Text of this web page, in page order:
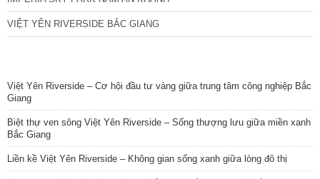
VIỆT YÊN RIVERSIDE BẮC GIANG
Việt Yên Riverside – Cơ hội đầu tư vàng giữa trung tâm công nghiệp Bắc
Giang
Biệt thự ven sông Việt Yên Riverside – Sống thượng lưu giữa miền xanh
Bắc Giang
Liền kề Việt Yên Riverside – Không gian sống xanh giữa lòng đô thị